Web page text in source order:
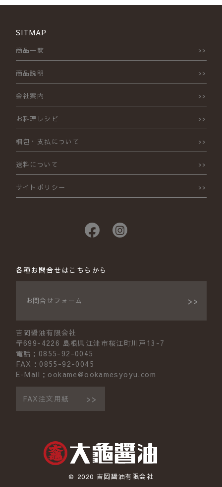
SITMAP
商品一覧
商品説明
会社案内
お料理レシピ
梱包・支払について
送料について
サイトポリシー
各種お問合せはこちらから
お問合せフォーム
吉岡醤油有限会社
〒699-4226 島根県江津市桜江町川戸13-7
電話：0855-92-0045
FAX：0855-92-0045
E-Mail：ookame@ookamesyoyu.com
FAX注文用紙
© 2020 吉岡醤油有限会社